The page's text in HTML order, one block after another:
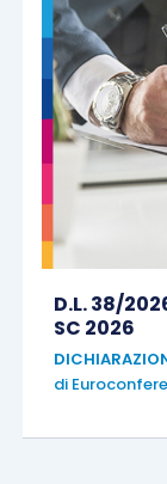
D.L. 38/
SC 2026
di